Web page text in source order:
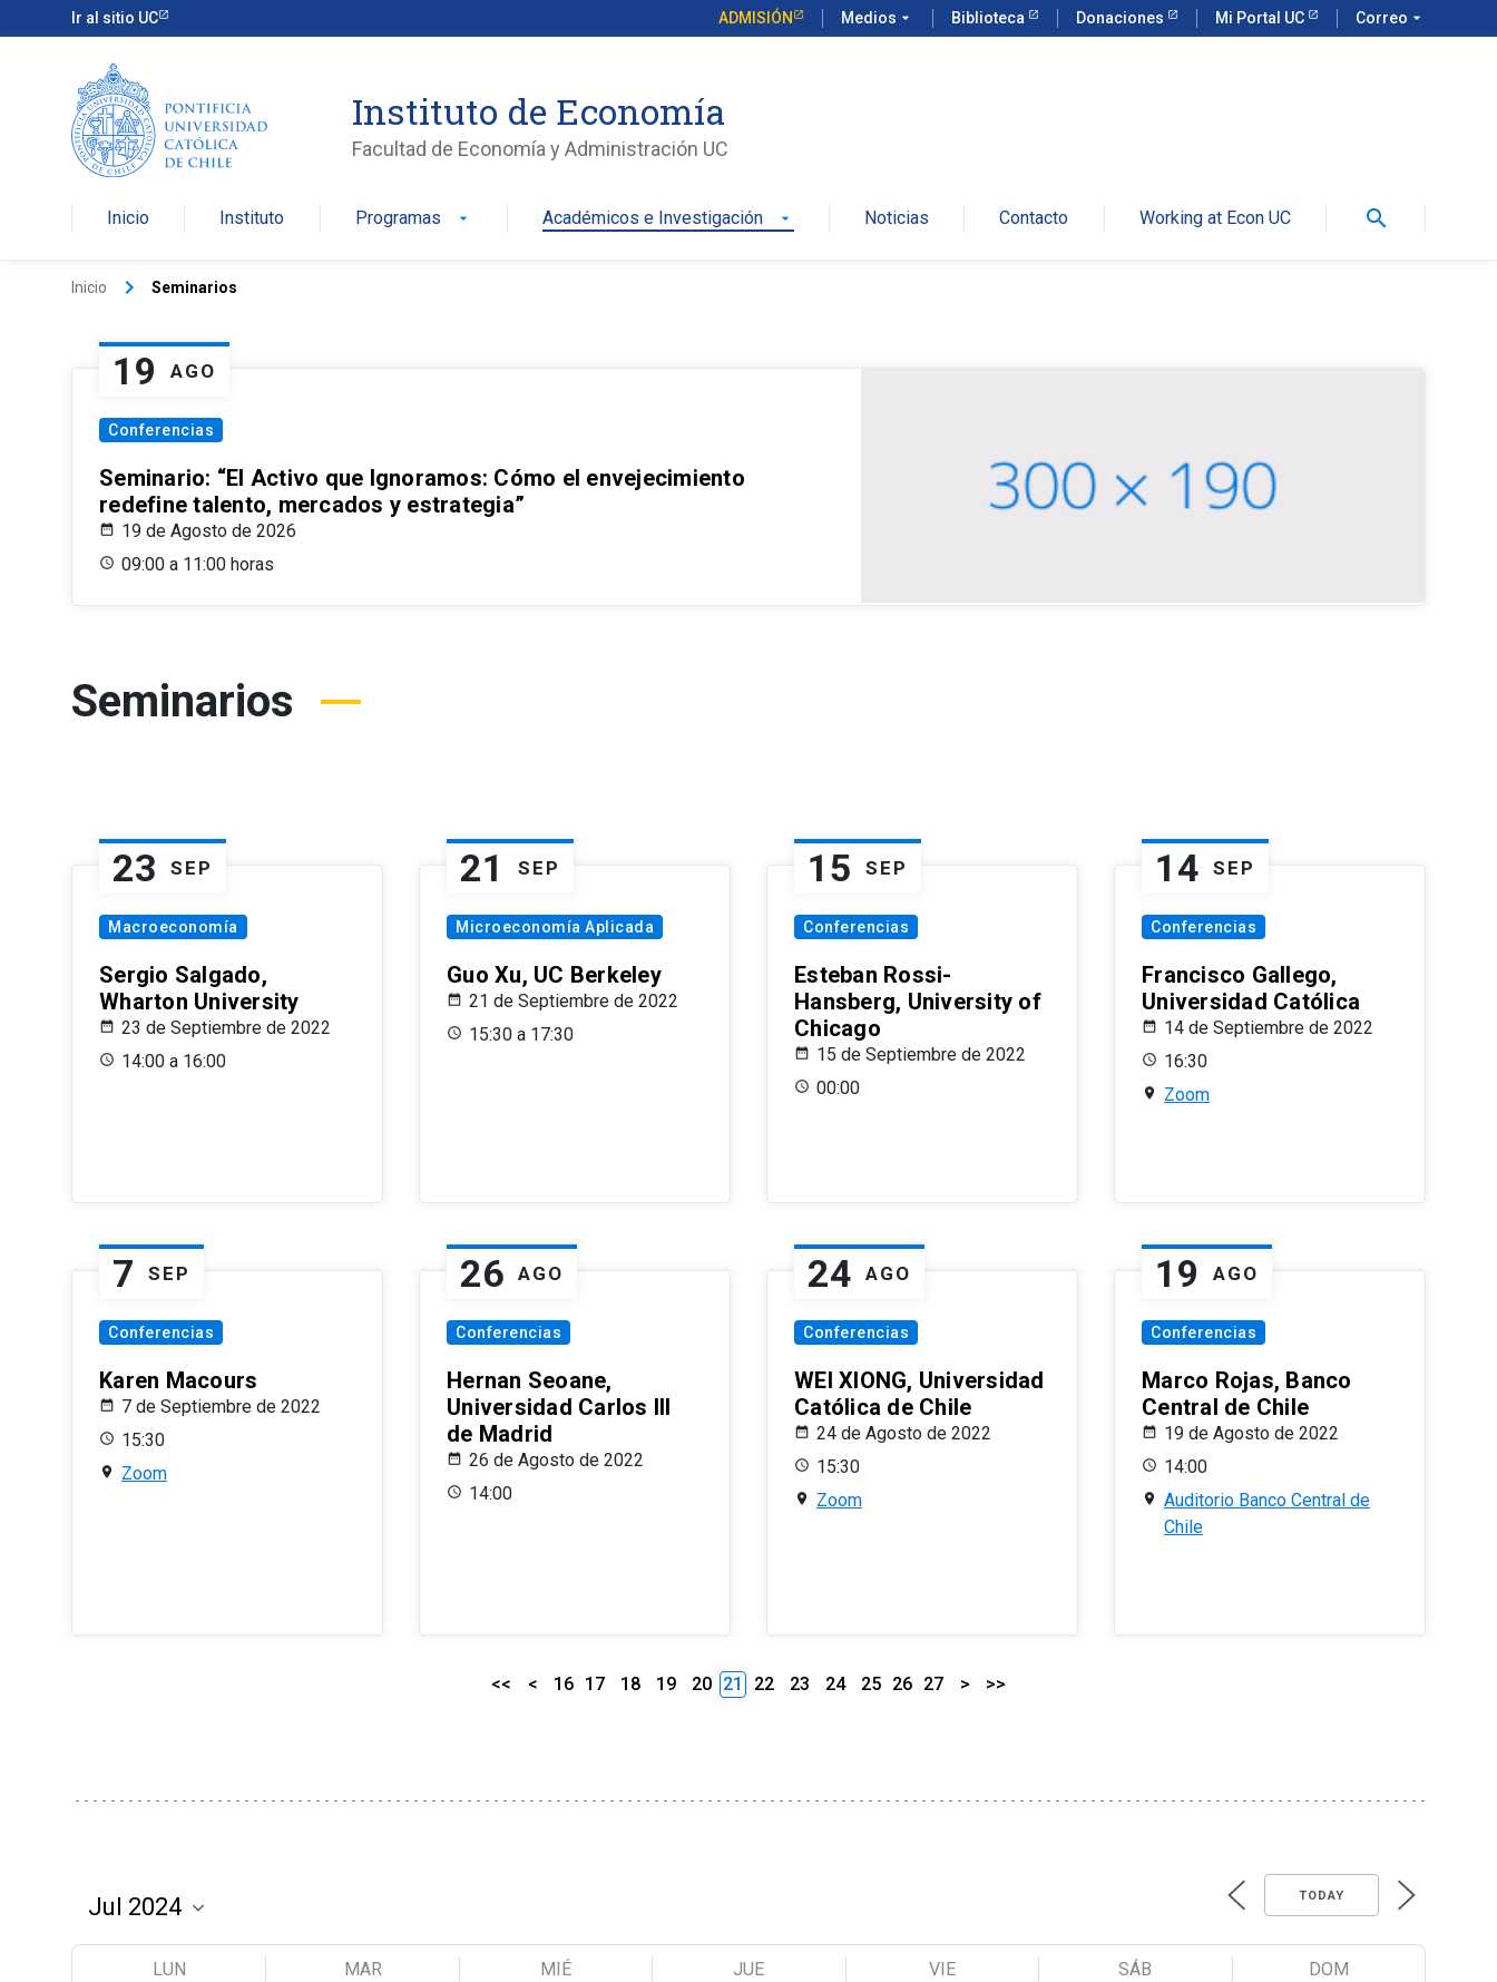
Ir al sitio UC ADMISIÓN Medios arrow_drop_down Biblioteca Donaciones Mi Portal UC Correo arrow_drop_down
Instituto de Economía
Facultad de Economía y Administración UC
Inicio Instituto Programas arrow_drop_down Académicos e Investigación arrow_drop_down Noticias Contacto Working at Econ UC search
Inicio keyboard_arrow_right Seminarios
19 AGO
Conferencias
Seminario: “El Activo que Ignoramos: Cómo el envejecimiento
redefine talento, mercados y estrategia”
19 de Agosto de 2026
09:00 a 11:00 horas
Seminarios
23 SEP
Macroeconomía
Sergio Salgado,
Wharton University
23 de Septiembre de 2022
14:00 a 16:00
21 SEP
Microeconomía Aplicada
Guo Xu, UC Berkeley
21 de Septiembre de 2022
15:30 a 17:30
15 SEP
Conferencias
Esteban Rossi-
Hansberg, University of
Chicago
15 de Septiembre de 2022
00:00
14 SEP
Conferencias
Francisco Gallego,
Universidad Católica
14 de Septiembre de 2022
16:30
Zoom
7 SEP
Conferencias
Karen Macours
7 de Septiembre de 2022
15:30
Zoom
26 AGO
Conferencias
Hernan Seoane,
Universidad Carlos III
de Madrid
26 de Agosto de 2022
14:00
24 AGO
Conferencias
WEI XIONG, Universidad
Católica de Chile
24 de Agosto de 2022
15:30
Zoom
19 AGO
Conferencias
Marco Rojas, Banco
Central de Chile
19 de Agosto de 2022
14:00
Auditorio Banco Central de
Chile
<< < 16 17 18 19 20 21 22 23 24 25 26 27 > >>
TODAY
LUN MAR MIÉ JUE VIE SÁB DOM